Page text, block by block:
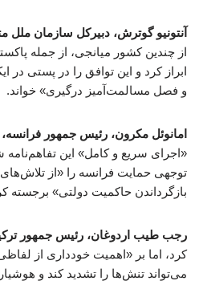
آنتونیو گوترش، دبیرکل سازمان ملل
از چندین کشور میانجی، از جمله
ابراز کرد و این توافق را در پستی
و فصل مسالمت‌آمیز درگیری» خواند.
امانوئل مکرون، رئیس جمهور فرانسه،
«اجرای سریع و کامل» این
توجهی حمایت فرانسه را «از تلاش‌های
بازگرداندن حاکمیت دولتی» برجسته
رجب طیب اردوغان، رئیس جمهور
کرد، اما بر «اهمیت خودداری از
می‌تواند تنش‌ها را تشدید کند و